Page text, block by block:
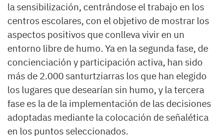
la sensibilización, centrándose el trabajo en los
centros escolares, con el objetivo de mostrar los
aspectos positivos que conlleva vivir en un
entorno libre de humo. Ya en la segunda fase, de
concienciación y participación activa, han sido
más de 2.000 santurtziarras los que han elegido
los lugares que desearían sin humo, y la tercera
fase es la de la implementación de las decisiones
adoptadas mediante la colocación de señalética
en los puntos seleccionados.